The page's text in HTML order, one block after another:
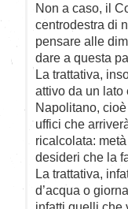
Non a caso, il
centrodestra di
pensare alle
dare a questa
La trattativa,
attivo da un lato
Napolitano,
uffici che
ricalcolata:
desideri che la
La trattativa,
d’acqua o